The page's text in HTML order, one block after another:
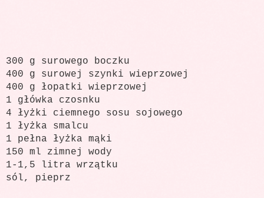
300 g surowego boczku
400 g surowej szynki wieprzowej
400 g łopatki wieprzowej
1 główka czosnku
4 łyżki ciemnego sosu sojowego
1 łyżka smalcu
1 pełna łyżka mąki
150 ml zimnej wody
1-1,5 litra wrzątku
sól, pieprz